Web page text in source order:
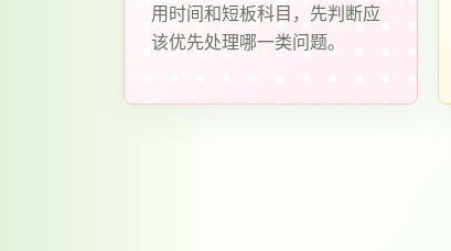
用时间和短板科目，先判断应
该优先处理哪一类问题。